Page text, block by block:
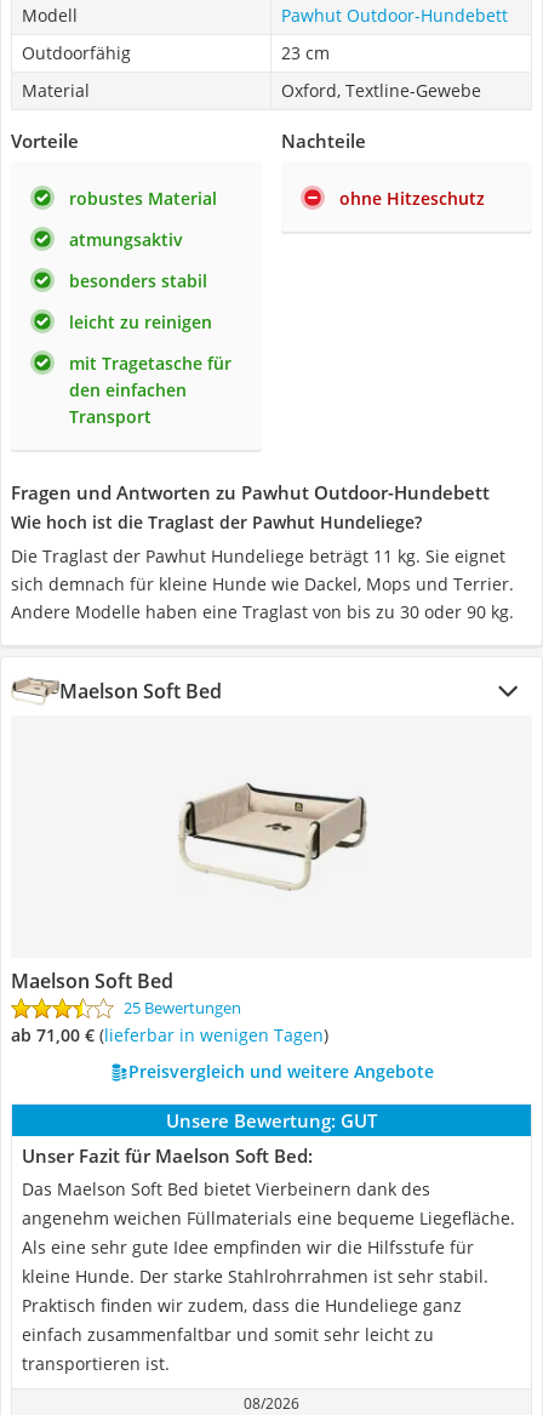
Modell
Pawhut Outdoor-Hundebett
Outdoorfähig
23 cm
Material
Oxford, Textline-Gewebe
Vorteile
robustes Material
atmungsaktiv
besonders stabil
leicht zu reinigen
mit Tragetasche für
den einfachen
Transport
Nachteile
ohne Hitzeschutz
Fragen und Antworten zu Pawhut Outdoor-Hundebett
Wie hoch ist die Traglast der Pawhut Hundeliege?
Die Traglast der Pawhut Hundeliege beträgt 11 kg. Sie eignet
sich demnach für kleine Hunde wie Dackel, Mops und Terrier.
Andere Modelle haben eine Traglast von bis zu 30 oder 90 kg.
Maelson Soft Bed
Maelson Soft Bed
25 Bewertungen
ab 71,00 € ( Lieferbar in wenigen Tagen)
Preisvergleich und weitere Angebote
Unsere Bewertung: GUT
Unser Fazit für Maelson Soft Bed:
Das Maelson Soft Bed bietet Vierbeinern dank des
angenehm weichen Füllmaterials eine bequeme Liegefläche.
Als eine sehr gute Idee empfinden wir die Hilfsstufe für
kleine Hunde. Der starke Stahlrohrrahmen ist sehr stabil.
Praktisch finden wir zudem, dass die Hundeliege ganz
einfach zusammenfaltbar und somit sehr leicht zu
transportieren ist.
08/2026